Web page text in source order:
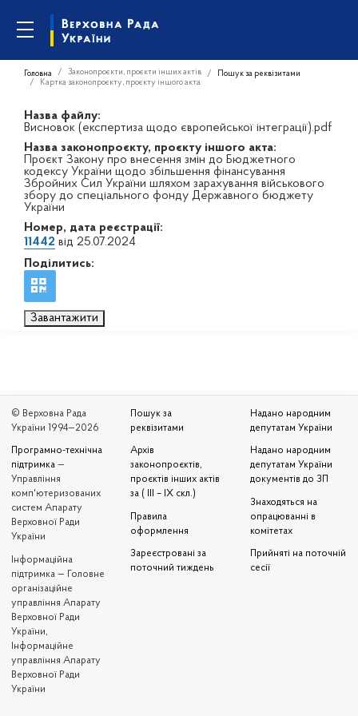
Головна Законопроєкти, проєкти інших актів
Пошук за реквізитами
Картка законопроєкту, проєкту іншого акта
Назва файлу:
Висновок (експертиза щодо європейської інтеграції).pdf
Назва законопроєкту, проєкту іншого акта:
Проєкт Закону про внесення змін до Бюджетного
кодексу України щодо збільшення фінансування
Збройних Сил України шляхом зарахування військового
збору до спеціального фонду Державного бюджету
України
Номер, дата реєстрації:
11442 від 25.07.2024
Поділитись:
Завантажити
© Верховна Рада
України 1994—2026
Програмно-технічна
підтримка —
Управління
комп'ютеризованих
систем Апарату
Верховної Ради
України
Iнформаційна
підтримка — Головне
організаційне
управління Апарату
Верховної Ради
України,
Інформаційне
управління Апарату
Верховної Ради
України
Пошук за
реквізитами
Архів
законопроєктів,
проєктів інших актів
за ( III – IX скл.)
Правила
оформлення
Зареєстровані за
поточний тиждень
Надано народним
депутатам України
Надано народним
депутатам України
документів до ЗП
Знаходяться на
опрацюванні в
комітетах
Прийняті на поточній
сесії